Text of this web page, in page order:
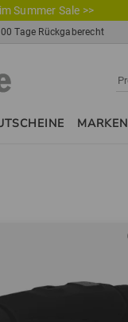
Summer Sale >>
Tage Rückgaberecht
MARKEN